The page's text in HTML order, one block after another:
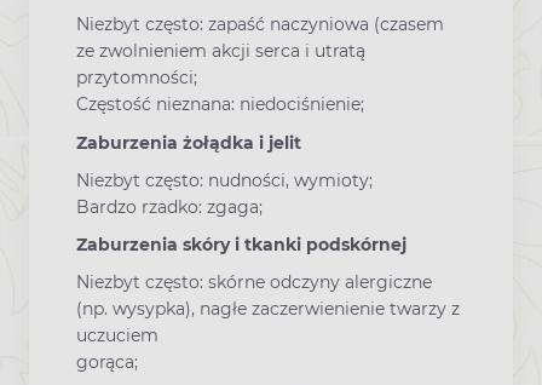
Niezbyt często: zapaść naczyniowa (czasem
ze zwolnieniem akcji serca i utratą
przytomności;
Częstość nieznana: niedociśnienie;
Zaburzenia żołądka i jelit
Niezbyt często: nudności, wymioty;
Bardzo rzadko: zgaga;
Zaburzenia skóry i tkanki podskórnej
Niezbyt często: skórne odczyny alergiczne
(np. wysypka), nagłe zaczerwienienie twarzy z
uczuciem
gorąca;